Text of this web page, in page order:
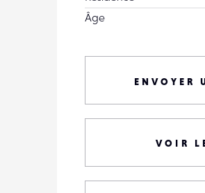
Âge
ENVOYER
VOIR